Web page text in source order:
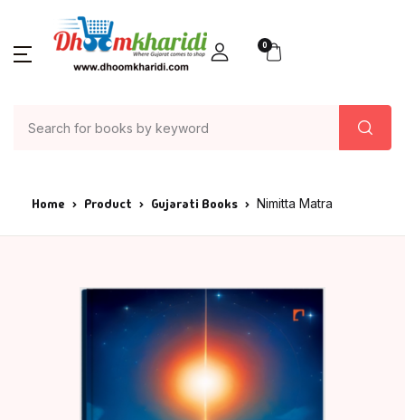
0
Home Product Gujarati Books Nimitta Matra